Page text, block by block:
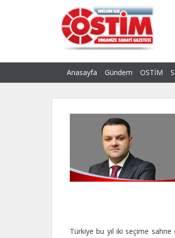
Anasayfa Gündem OSTİM
Türkiye bu yıl iki seçime